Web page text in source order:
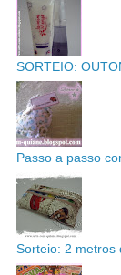
SORTEIO:
Passo a passo
Sorteio: 2 metros